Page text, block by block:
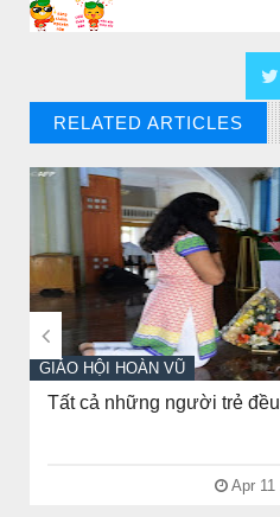
RELATED ARTICLES
// THAT'S
GIÁO HỘI HOÀN VŨ
Tất cả những người trẻ
Apr 11
